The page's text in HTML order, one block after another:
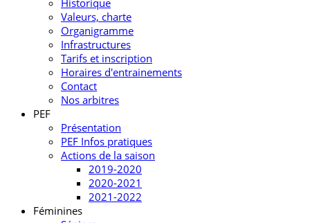
Historique
Valeurs, charte
Organigramme
Infrastructures
Tarifs et inscription
Horaires d'entrainements
Contact
Nos arbitres
PEF
Présentation
PEF Infos pratiques
Actions de la saison
2019-2020
2020-2021
2021-2022
Féminines